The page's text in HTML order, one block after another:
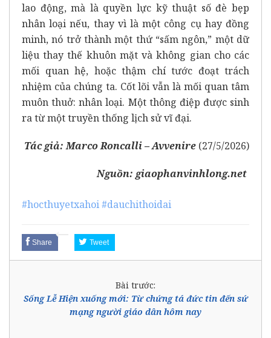
lao động, mà là quyền lực kỹ thuật số đè bẹp
nhân loại nếu, thay vì là một công cụ hay đồng
minh, nó trở thành một thứ “sấm ngôn,” một dữ
liệu thay thế khuôn mặt và không gian cho các
mối quan hệ, hoặc thậm chí tước đoạt trách
nhiệm của chúng ta. Cốt lõi vẫn là mối quan tâm
muôn thuở: nhân loại. Một thông điệp được sinh
ra từ một truyền thống lịch sử vĩ đại.
Tác giả: Marco Roncalli –Avvenire (27/5/2026)
Nguồn: giaophanvinhlong.net
#hocthuyetxahoi#dauchithoidai
Share Tweet
Bài trước:
Sống Lễ Hiện xuống mới: Từ chứng tá đức tin đến sứ
mạng người giáo dân hôm nay